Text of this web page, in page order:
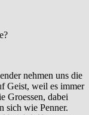
nehmen uns die
Geist, weil es immer
Groessen, dabei
sich wie Penner.